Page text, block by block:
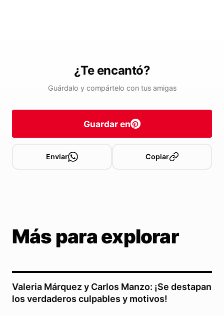
¿Te encantó?
Guárdalo y compártelo con tus amigas
Guardar en
Enviar Copiar
Más para explorar
Valeria Márquez y Carlos Manzo: ¡Se destapan
los verdaderos culpables y motivos!